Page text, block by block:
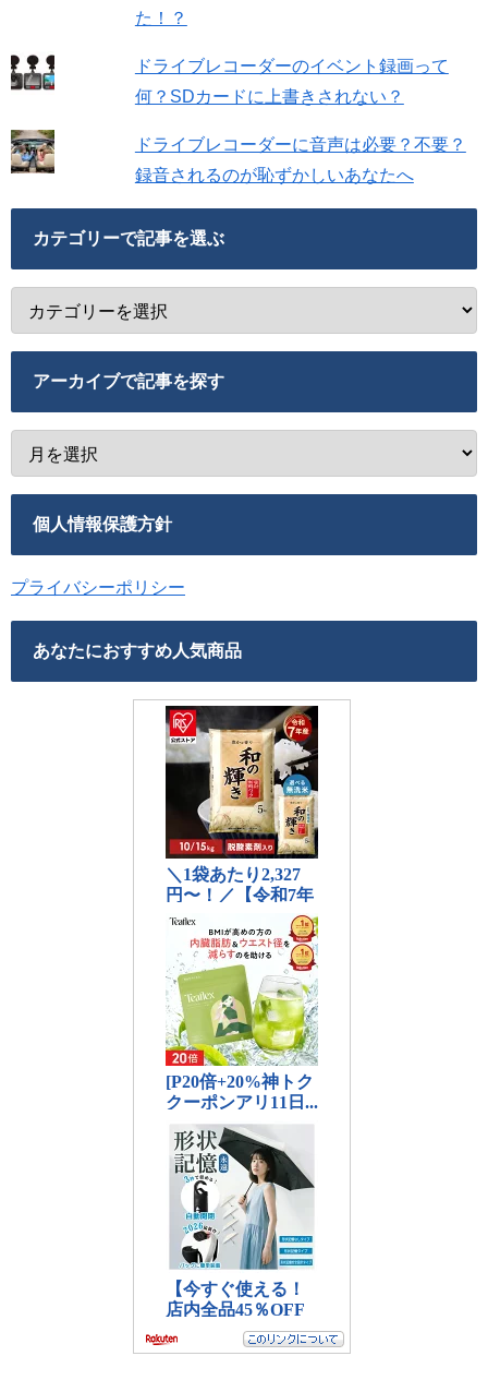
た！？
ドライブレコーダーのイベント録画って
何？SDカードに上書きされない？
ドライブレコーダーに音声は必要？不要？
録音されるのが恥ずかしいあなたへ
カテゴリーで記事を選ぶ
アーカイブで記事を探す
個人情報保護方針
プライバシーポリシー
あなたにおすすめ人気商品